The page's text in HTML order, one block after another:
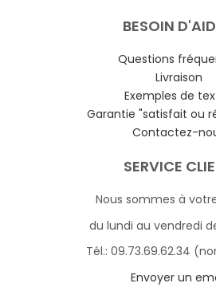
BESOIN
Questions
Livraison
Exemples de
Garantie "satisfait ou
Contactez-
SERVICE
Nous sommes à
du lundi au vendredi
Tél.: 09.73.69.62.34
Envoyer un